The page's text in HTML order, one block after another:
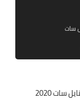
سات
سات
سات
سات 2020